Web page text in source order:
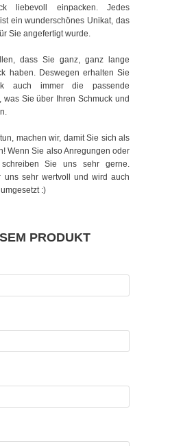
PRODUKT
liebevoll einpacken. Jedes
ein wunderschönes Unikat, das
Sie angefertigt wurde.
dass Sie ganz, ganz lange
haben. Deswegen erhalten Sie
auch immer die passende
was Sie über Ihren Schmuck und
machen wir, damit Sie sich als
Wenn Sie also Anregungen oder
Sie uns sehr gerne.
uns sehr wertvoll und wird auch
:)